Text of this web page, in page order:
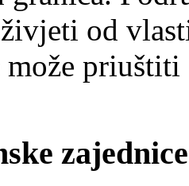
od
zajednice